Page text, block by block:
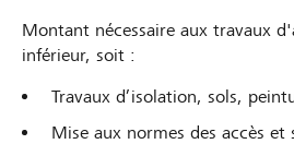
Montant nécessaire aux travaux
inférieur, soit :
Travaux d’isolation, sols,
Mise aux normes des accès et